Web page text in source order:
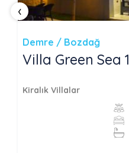
Demre / Bozdağ
Villa Green Sea 1
Kiralık Villalar
‹